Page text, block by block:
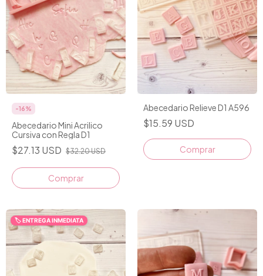
-16%
Abecedario Mini Acrilico
Cursiva con Regla D1
$27.13 USD $32.20 USD
Abecedario Relieve D1 A596
$15.59 USD
Comprar
🏷️ ENTREGA INMEDIATA